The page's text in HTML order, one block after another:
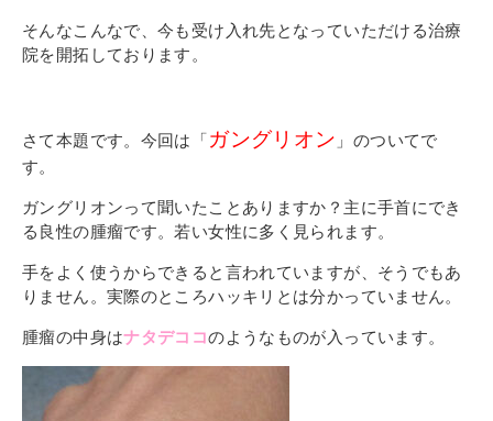
そんなこんなで、今も受け入れ先となっていただける治療
院を開拓しております。
さて本題です。今回は「ガングリオン 」のついてで
す。
ガングリオンって聞いたことありますか？主に手首にでき
る良性の腫瘤です。若い女性に多く見られます。
手をよく使うからできると言われていますが、そうでもあ
りません。実際のところハッキリとは分かっていません。
腫瘤の中身はナタデココのようなものが入っています。